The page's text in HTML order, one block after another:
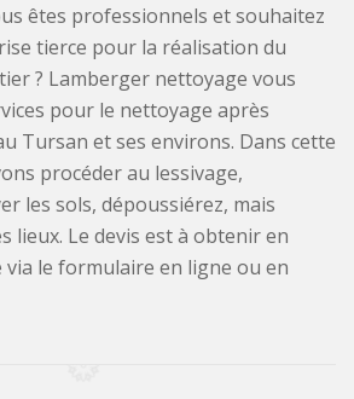
êtes professionnels et souhaitez
tierce pour la réalisation du
? Lamberger nettoyage vous
pour le nettoyage après
Tursan et ses environs. Dans cette
procéder au lessivage,
les sols, dépoussiérez, mais
lieux. Le devis est à obtenir en
via le formulaire en ligne ou en